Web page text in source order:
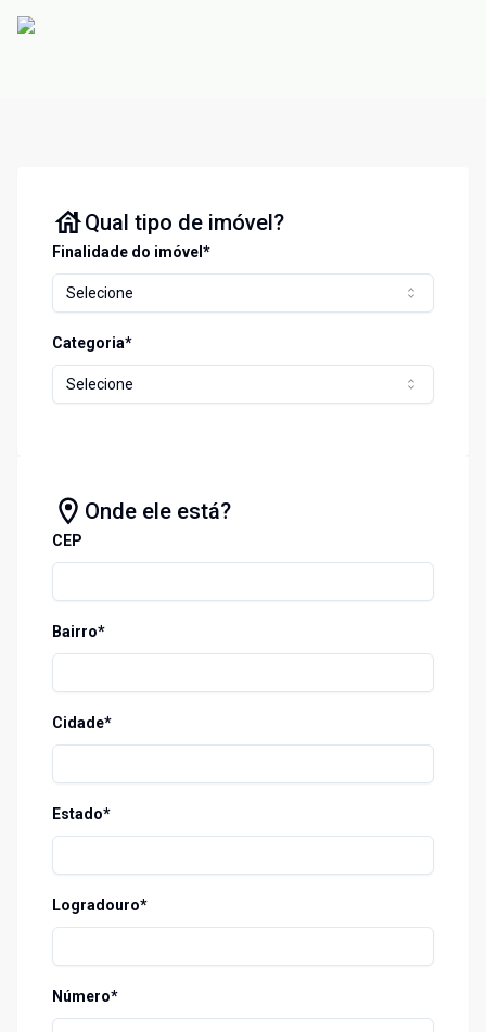
Qual tipo de imóvel?
Finalidade do imóvel*
Selecione
Categoria*
Selecione
Onde ele está?
CEP
Bairro*
Cidade*
Estado*
Logradouro*
Número*